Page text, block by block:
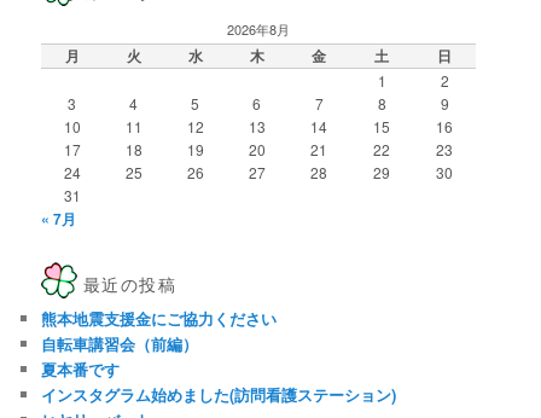
2026年8月
月 火 水 木 金 土 日
1
2
3
4 5 6 7 8
9
10
11 12 13 14 15
16
17
18 19 20 21 22
23
24
25 26 27 28 29
30
31
« 7月
最近の投稿
熊本地震支援金にご協力ください
自転車講習会（前編）
夏本番です
インスタグラム始めました(訪問看護ステーション)